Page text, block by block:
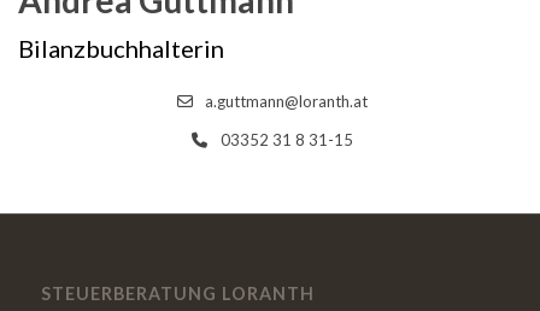
Bilanzbuchhalterin
a.guttmann@loranth.at
03352 31 8 31-15
STEUERBERATUNG LORANTH